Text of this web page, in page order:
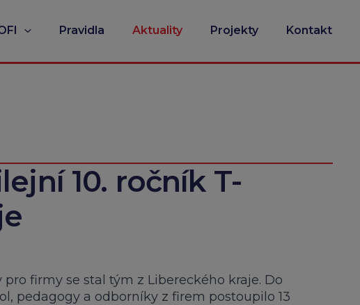
Pravidla Aktuality Projekty Kontakt
10. ročník T-
pro firmy se stal tým z Libereckého kraje. Do
pedagogy a odborníky z firem postoupilo 13